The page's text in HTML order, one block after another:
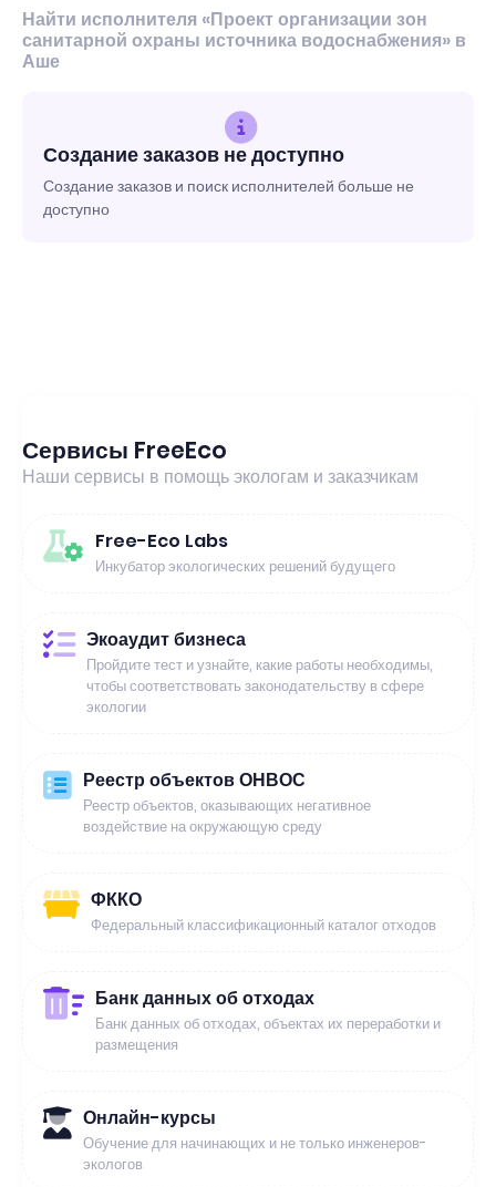
Найти исполнителя «Проект организации зон
санитарной охраны источника водоснабжения» в
Аше
Создание заказов не доступно
Создание заказов и поиск исполнителей больше не
доступно
Сервисы FreeEco
Наши сервисы в помощь экологам и заказчикам
Free-Eco Labs
Инкубатор экологических решений будущего
Экоаудит бизнеса
Пройдите тест и узнайте, какие работы необходимы,
чтобы соответствовать законодательству в сфере
экологии
Реестр объектов ОНВОС
Реестр объектов, оказывающих негативное
воздействие на окружающую среду
ФККО
Федеральный классификационный каталог отходов
Банк данных об отходах
Банк данных об отходах, объектах их переработки и
размещения
Онлайн-курсы
Обучение для начинающих и не только инженеров-
экологов